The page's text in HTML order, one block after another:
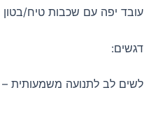
עובד יפה עם שכבות טיח/בטון
דגשים:
לשים לב לתנועה משמעותית